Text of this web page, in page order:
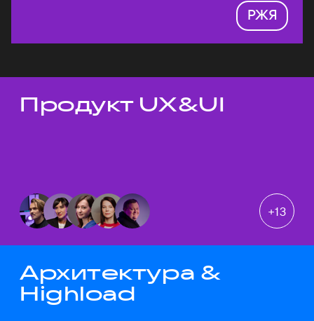
РЖЯ
Темы докладов
Продукт UX&UI
+13
Архитектура &
Highload